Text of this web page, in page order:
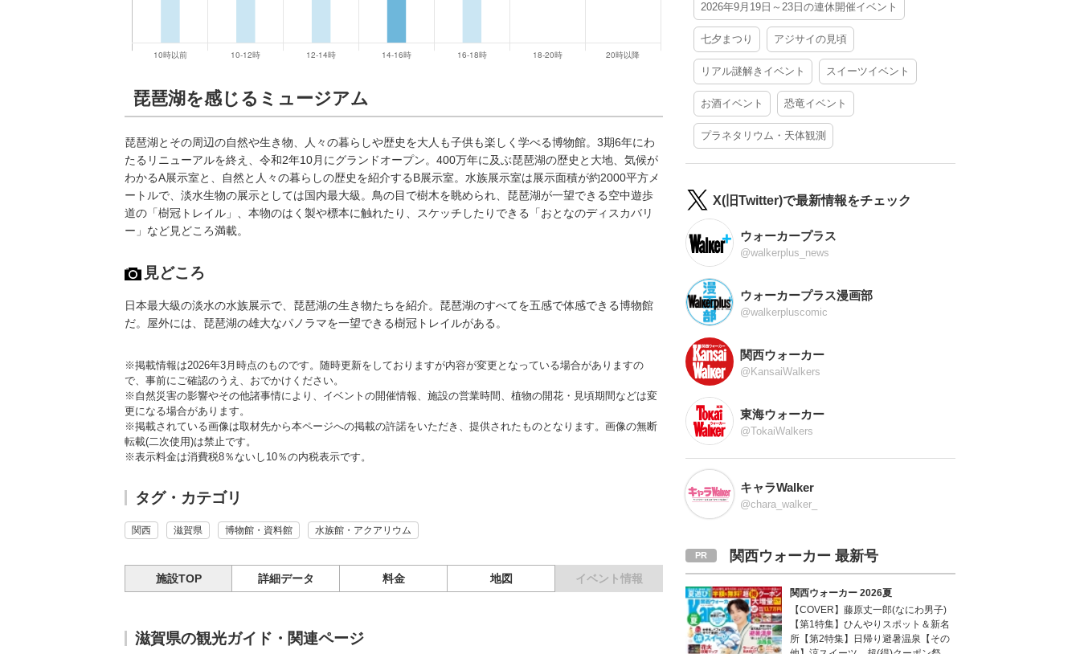
琵琶湖を感じるミュージアム
琵琶湖とその周辺の自然や生き物、人々の暮らしや歴史を大人も子供も楽しく学べる博物館。3期6年にわ
たるリニューアルを終え、令和2年10月にグランドオープン。400万年に及ぶ琵琶湖の歴史と大地、気候が
わかるA展示室と、自然と人々の暮らしの歴史を紹介するB展示室。水族展示室は展示面積が約2000平方メ
ートルで、淡水生物の展示としては国内最大級。鳥の目で樹木を眺められ、琵琶湖が一望できる空中遊歩
道の「樹冠トレイル」、本物のはく製や標本に触れたり、スケッチしたりできる「おとなのディスカバリ
ー」など見どころ満載。
見どころ
日本最大級の淡水の水族展示で、琵琶湖の生き物たちを紹介。琵琶湖のすべてを五感で体感できる博物館
だ。屋外には、琵琶湖の雄大なパノラマを一望できる樹冠トレイルがある。
※掲載情報は2026年3月時点のものです。随時更新をしておりますが内容が変更となっている場合がありますの
で、事前にご確認のうえ、おでかけください。
※自然災害の影響やその他諸事情により、イベントの開催情報、施設の営業時間、植物の開花・見頃期間などは変
更になる場合があります。
※掲載されている画像は取材先から本ページへの掲載の許諾をいただき、提供されたものとなります。画像の無断
転載(二次使用)は禁止です。
※表示料金は消費税8％ないし10％の内税表示です。
タグ・カテゴリ
関西 滋賀県 博物館・資料館 水族館・アクアリウム
施設TOP 詳細データ 料金 地図 イベント情報
滋賀県の観光ガイド・関連ページ
2026年9月19日～23日の連休開催イベント
七夕まつり アジサイの見頃
リアル謎解きイベント スイーツイベント
お酒イベント 恐竜イベント
プラネタリウム・天体観測
X(旧Twitter)で最新情報をチェック
ウォーカープラス
@walkerplus_news
ウォーカープラス漫画部
@walkerpluscomic
関西ウォーカー
@KansaiWalkers
東海ウォーカー
@TokaiWalkers
キャラWalker
@chara_walker_
関西ウォーカー 最新号
関西ウォーカー 2026夏
【COVER】藤原丈一郎(なにわ男子)
【第1特集】ひんやりスポット＆新名
所【第2特集】日帰り避暑温泉【その